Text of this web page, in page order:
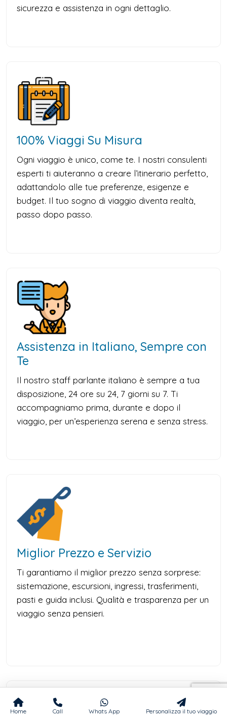
sicurezza e assistenza in ogni dettaglio.
100% Viaggi Su Misura
Ogni viaggio è unico, come te. I nostri consulenti
esperti ti aiuteranno a creare l’itinerario perfetto,
adattandolo alle tue preferenze, esigenze e
budget. Il tuo sogno di viaggio diventa realtà,
passo dopo passo.
Assistenza in Italiano, Sempre con
Te
Il nostro staff parlante italiano è sempre a tua
disposizione, 24 ore su 24, 7 giorni su 7. Ti
accompagniamo prima, durante e dopo il
viaggio, per un’esperienza serena e senza stress.
Miglior Prezzo e Servizio
Ti garantiamo il miglior prezzo senza sorprese:
sistemazione, escursioni, ingressi, trasferimenti,
pasti e guida inclusi. Qualità e trasparenza per un
viaggio senza pensieri.
Home Call Whats App Personalizza il tuo viaggio